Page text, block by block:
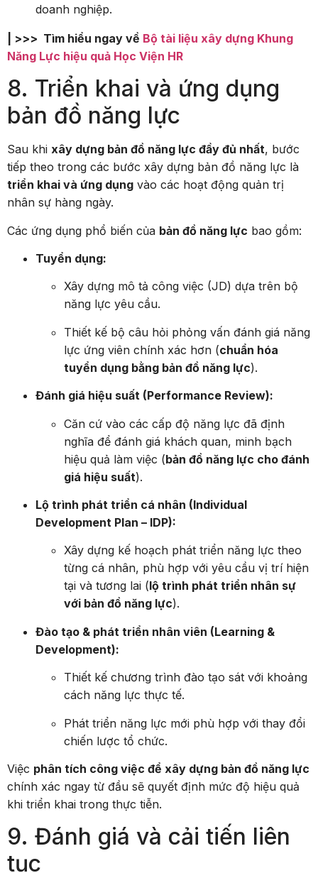
doanh nghiệp.
| >>> Tìm hiểu ngay về Bộ tài liệu xây dựng Khung
Năng Lực hiệu quả Học Viện HR
8. Triển khai và ứng dụng
bản đồ năng lực
Sau khi xây dựng bản đồ năng lực đầy đủ nhất, bước
tiếp theo trong các bước xây dựng bản đồ năng lực là
triển khai và ứng dụng vào các hoạt động quản trị
nhân sự hàng ngày.
Các ứng dụng phổ biến của bản đồ năng lực bao gồm:
Tuyển dụng:
Xây dựng mô tả công việc (JD) dựa trên bộ
năng lực yêu cầu.
Thiết kế bộ câu hỏi phỏng vấn đánh giá năng
lực ứng viên chính xác hơn (chuẩn hóa
tuyển dụng bằng bản đồ năng lực).
Đánh giá hiệu suất (Performance Review):
Căn cứ vào các cấp độ năng lực đã định
nghĩa để đánh giá khách quan, minh bạch
hiệu quả làm việc (bản đồ năng lực cho đánh
giá hiệu suất).
Lộ trình phát triển cá nhân (Individual
Development Plan – IDP):
Xây dựng kế hoạch phát triển năng lực theo
từng cá nhân, phù hợp với yêu cầu vị trí hiện
tại và tương lai (lộ trình phát triển nhân sự
với bản đồ năng lực).
Đào tạo & phát triển nhân viên (Learning &
Development):
Thiết kế chương trình đào tạo sát với khoảng
cách năng lực thực tế.
Phát triển năng lực mới phù hợp với thay đổi
chiến lược tổ chức.
Việc phân tích công việc để xây dựng bản đồ năng lực
chính xác ngay từ đầu sẽ quyết định mức độ hiệu quả
khi triển khai trong thực tiễn.
9. Đánh giá và cải tiến liên
tục